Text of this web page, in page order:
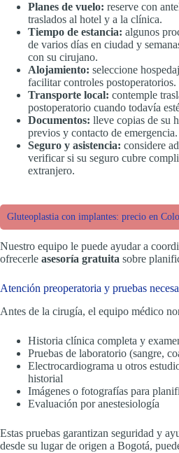
Planes de vuelo: reserve con
traslados al hotel y a la clínica.
Tiempo de estancia: algunos
de varios días en ciudad y
con su cirujano.
Alojamiento: seleccione
facilitar controles postoperatorios.
Transporte local: contemple
postoperatorio cuando todavía
Documentos: lleve copias de su
previos y contacto de emergencia.
Seguro y asistencia: considere
verificar si su seguro cubre
extranjero.
Gluteoplastia con implantes: precio en
Nuestro equipo le puede ayudar a
ofrecerle asesoría gratuita sobre
Atención preoperatoria y pruebas
Antes de la cirugía, el equipo médico
Historia clínica completa y
Pruebas de laboratorio (sangre,
Electrocardiograma u otros
historial
Imágenes o fotografías para
Evaluación por anestesiología
Estas pruebas garantizan seguridad y
desde su lugar de origen a Bogotá,